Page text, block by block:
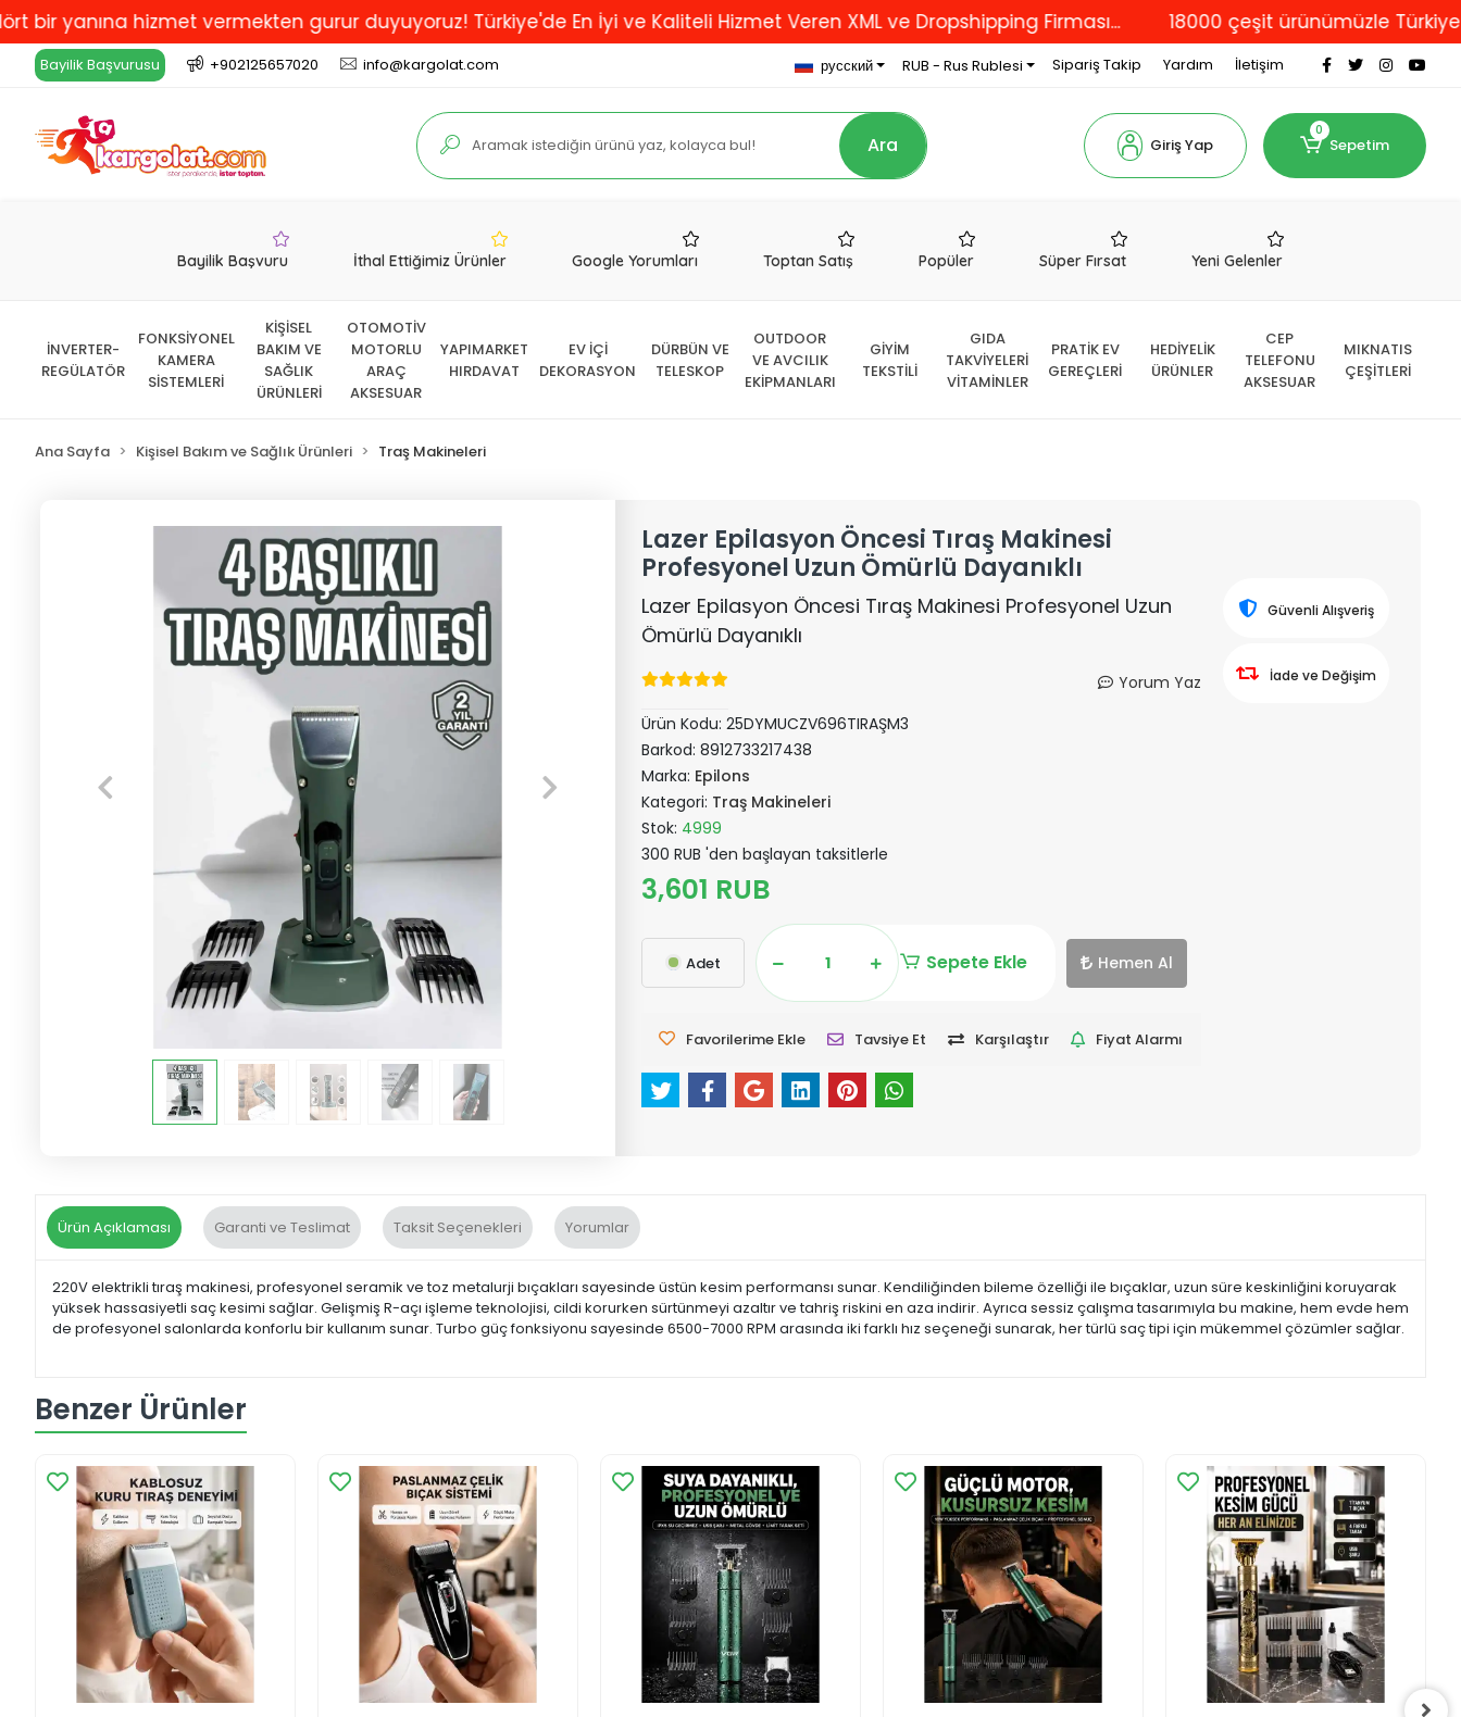
hizmet vermekten gurur duyuyoruz! Türkiye'de En İyi ve Kaliteli Hizmet Veren XML ve Dropshipping Firması... 18000 çeşit ürünümüzle Türkiye'nin
Bayilik Başvurusu +902125657020 info@kargolat.com русский RUB - Rus Rublesi Sipariş Takip Yardım İletişim
Ara Giriş Yap
0
Sepetim
Bayilik Başvuru İthal Ettiğimiz Ürünler Google Yorumları Toptan Satış Popüler Süper Fırsat Yeni Gelenler
İNVERTER-
REGÜLATÖR
FONKSİYONEL
KAMERA
SİSTEMLERİ
KİŞİSEL
BAKIM VE
SAĞLIK
ÜRÜNLERİ
OTOMOTİV
MOTORLU
ARAÇ
AKSESUAR
YAPIMARKET
HIRDAVAT
EV İÇİ
DEKORASYON
DÜRBÜN VE
TELESKOP
OUTDOOR
VE AVCILIK
EKİPMANLARI
GİYİM
TEKSTİLİ
GIDA
TAKVİYELERİ
VİTAMİNLER
PRATİK EV
GEREÇLERİ
HEDİYELİK
ÜRÜNLER
CEP
TELEFONU
AKSESUAR
MIKNATIS
ÇEŞİTLERİ
Ana Sayfa Kişisel Bakım ve Sağlık Ürünleri Traş Makineleri
Lazer Epilasyon Öncesi Tıraş Makinesi
Profesyonel Uzun Ömürlü Dayanıklı
Lazer Epilasyon Öncesi Tıraş Makinesi Profesyonel Uzun
Ömürlü Dayanıklı
Yorum Yaz
Ürün Kodu:25DYMUCZV696TIRAŞM3
Barkod:8912733217438
Marka: Epilons
Kategori: Traş Makineleri
Stok: 4999
300 RUB 'den başlayan taksitlerle
3,601 RUB
Adet Sepete Ekle Hemen Al
Favorilerime Ekle Tavsiye Et Karşılaştır Fiyat Alarmı
Güvenli Alışveriş
İade ve Değişim
Ürün Açıklaması Garanti ve Teslimat Taksit Seçenekleri Yorumlar
220V elektrikli tıraş makinesi, profesyonel seramik ve toz metalurji bıçakları sayesinde üstün kesim performansı sunar. Kendiliğinden bileme özelliği ile bıçaklar, uzun süre keskinliğini koruyarak
yüksek hassasiyetli saç kesimi sağlar. Gelişmiş R-açı işleme teknolojisi, cildi korurken sürtünmeyi azaltır ve tahriş riskini en aza indirir. Ayrıca sessiz çalışma tasarımıyla bu makine, hem evde hem
de profesyonel salonlarda konforlu bir kullanım sunar. Turbo güç fonksiyonu sayesinde 6500-7000 RPM arasında iki farklı hız seçeneği sunarak, her türlü saç tipi için mükemmel çözümler sağlar.
Benzer Ürünler